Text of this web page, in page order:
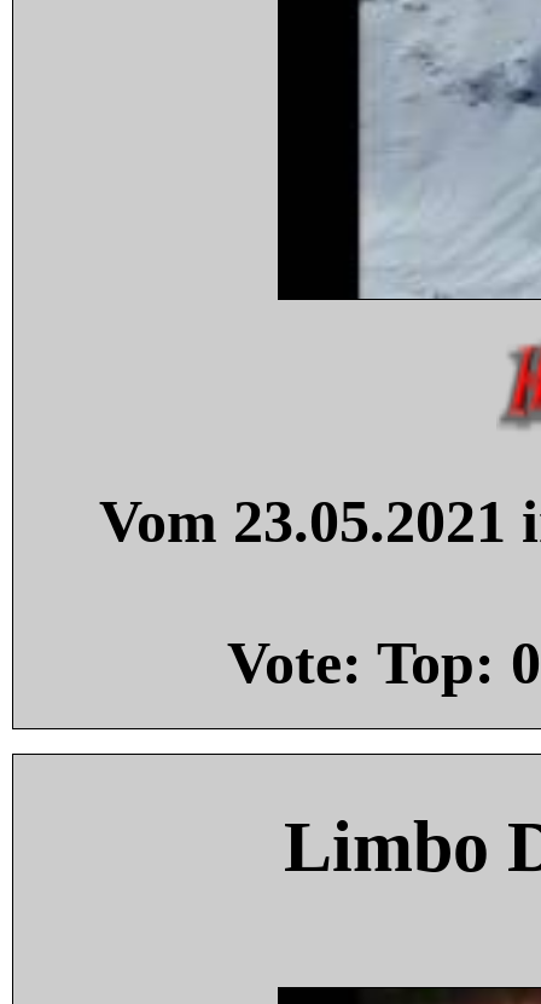
Vom
Vote: Top: 0
Limbo